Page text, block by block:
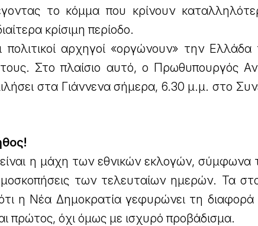
το κόμμα που κρίνουν
κρίσιμη περίοδο.
πολιτικοί αρχηγοί «οργώνουν» την Ελλάδα
Στο πλαίσιο αυτό, ο Πρωθυπουργός
στα Γιάννενα σήμερα, 6.30 μ.μ. στο
η μάχη των εθνικών εκλογών, σύμφωνα
των τελευταίων ημερών. Τα
η Νέα Δημοκρατία γεφυρώνει τη
πρώτος, όχι όμως με ισχυρό προβάδισμα.